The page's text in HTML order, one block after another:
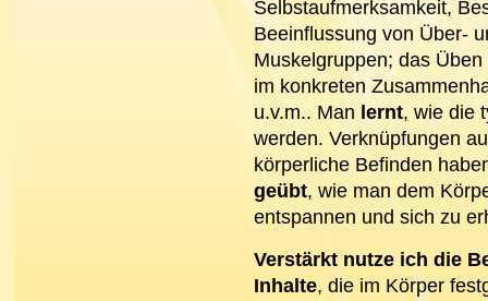
Selbstaufmerksamkeit,
Beeinflussung von Über-
Muskelgruppen; das
im konkreten
u.v.m.. Man lernt, wie die
werden. Verknüpfungen
körperliche Befinden
geübt, wie man dem
entspannen und sich zu
Verstärkt nutze ich die
Inhalte, die im Körper